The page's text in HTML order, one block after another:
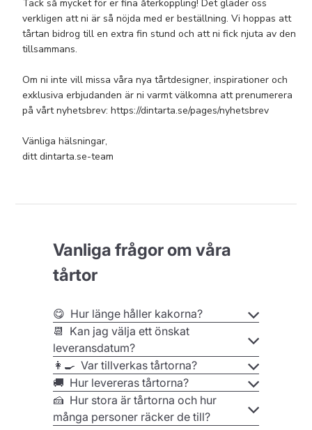
omdöme
från
Anpassad
om
Tue
Jul
2026
Tack så mycket för er fina återkoppling! Det gläder oss
verkligen att ni är så nöjda med er beställning. Vi hoppas att
tårtan bidrog till en extra fin stund och att ni fick njuta av den
tillsammans.
Om ni inte vill missa våra nya tårtdesigner, inspirationer och
exklusiva erbjudanden är ni varmt välkomna att prenumerera
på vårt nyhetsbrev: https://dintarta.se/pages/nyhetsbrev
Vänliga hälsningar,
ditt dintarta.se-team
Vanliga frågor om våra
tårtor
😋 Hur länge håller kakorna?
📆 Kan jag välja ett önskat
leveransdatum?
👩‍🍳 Var tillverkas tårtorna?
🚚 Hur levereras tårtorna?
🍰 Hur stora är tårtorna och hur
många personer räcker de till?